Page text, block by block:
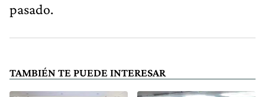
pasado.
TAMBIÉN TE PUEDE INTERESAR